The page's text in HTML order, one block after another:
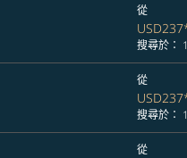
從
USD237
搜尋於：
從
USD237
搜尋於：
從